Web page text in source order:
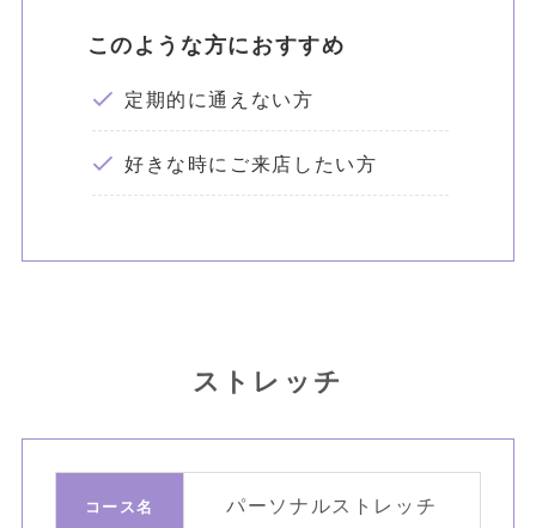
このような方におすすめ
定期的に通えない方
好きな時にご来店したい方
ストレッチ
コース名 パーソナルストレッチ